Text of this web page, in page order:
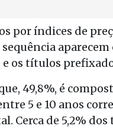
por índices de
os títulos
49,8%, é
5 e 10 anos
Cerca de 5,2%